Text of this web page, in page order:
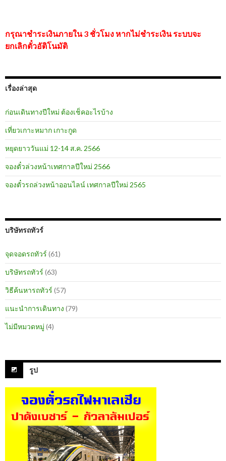
กรุณาชำระเงินภายใน 3 ชั่วโมง หากไม่ชำระเงิน ระบบจะ
ยกเลิกตั๋วอัติโนมัติ
เรื่องล่าสุด
ก่อนเดินทางปีใหม่ ต้องเช็คอะไรบ้าง
เที่ยวเกาะหมาก เกาะกูด
หยุดยาววันแม่ 12-14 ส.ค. 2566
จองตั๋วล่วงหน้าเทศกาลปีใหม่ 2566
จองตั๋วรถล่วงหน้าออนไลน์ เทศกาลปีใหม่ 2565
บริษัทรถทัวร์
จุดจอดรถทัวร์ (61)
บริษัทรถทัวร์ (63)
วิธีค้นหารถทัวร์ (57)
แนะนำการเดินทาง (79)
ไม่มีหมวดหมู่ (4)
รูป